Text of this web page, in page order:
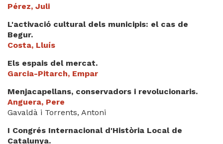
Pérez, Juli
L'activació cultural dels municipis: el cas de
Begur.
Costa, Lluís
Els espais del mercat.
Garcia-Pitarch, Empar
Menjacapellans, conservadors i revolucionaris.
Anguera, Pere
Gavaldà i Torrents, Antoni
I Congrés Internacional d'Història Local de
Catalunya.